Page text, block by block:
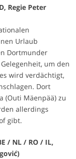
Regie Peter
Urlaub
Dortmunder
um den
wird verdächtigt,
Dort
(Outi Mäenpää) zu
allerdings
gibt.
/ NL / RO / IL,